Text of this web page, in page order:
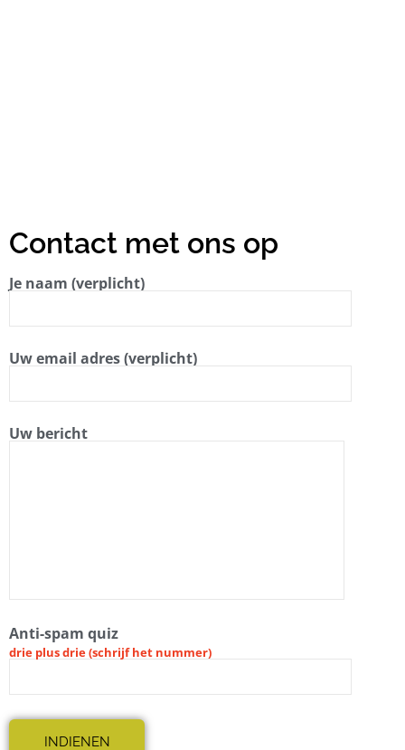
Contact met ons op
Je naam (verplicht)
Uw email adres (verplicht)
Uw bericht
Anti-spam quiz
drie plus drie (schrijf het nummer)